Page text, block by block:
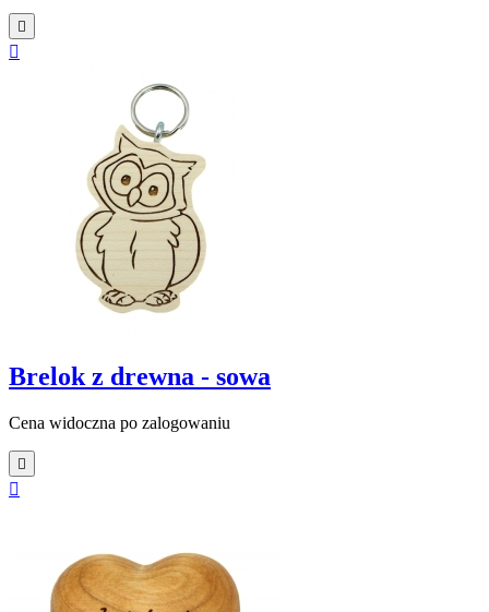


Brelok z drewna - sowa
Cena widoczna po zalogowaniu

